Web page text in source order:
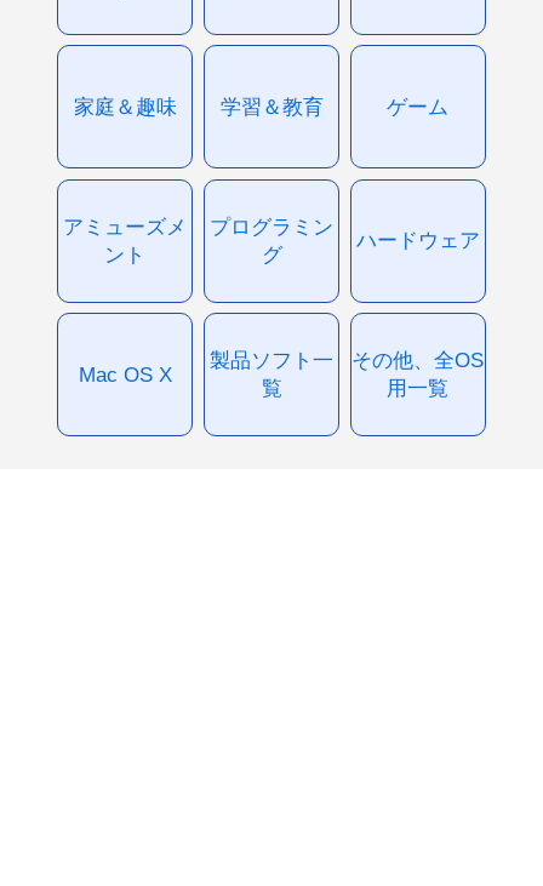
家庭＆趣味 学習＆教育 ゲーム
アミューズメ
ント
プログラミン
グ
ハードウェア
Mac OS X
製品ソフト一
覧
その他、全OS
用一覧